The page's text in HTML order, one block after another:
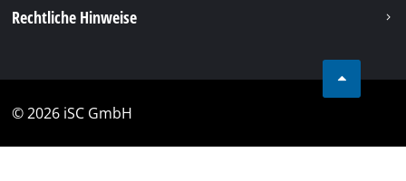
Rechtliche Hinweise
© 2026 iSC GmbH